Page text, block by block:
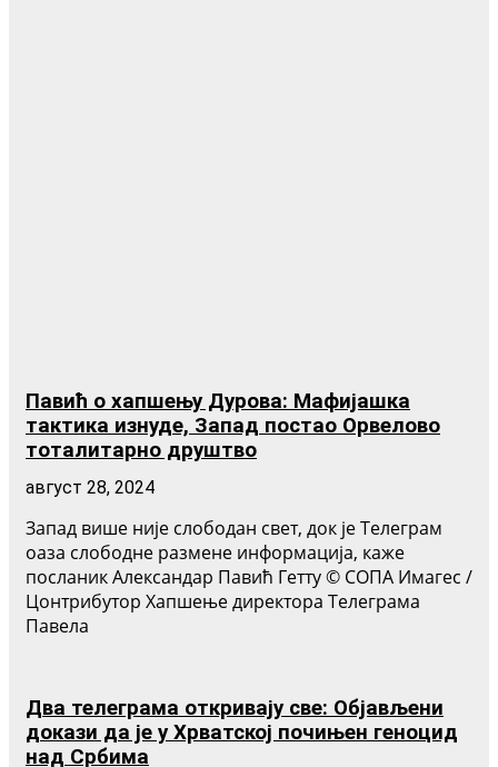
Павић о хапшењу Дурова: Мафијашка
тактика изнуде, Запад постао Орвелово
тоталитарно друштво
август 28, 2024
Запад више није слободан свет, док је Телеграм
оаза слободне размене информација, каже
посланик Александар Павић Геттy © СОПА Имагес /
Цонтрибутор Хапшење директора Телеграма
Павела
Два телеграма откривају све: Објављени
докази да је у Хрватској почињен геноцид
над Србима